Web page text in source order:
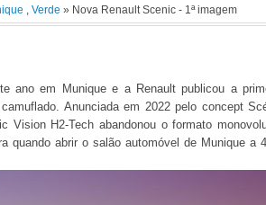
, Verde » Nova Renault Scenic - 1ª imagem
ano em Munique e a Renault publicou a
Anunciada em 2022 pelo concept
Vision H2-Tech abandonou o formato
quando abrir o salão automóvel de Munique a